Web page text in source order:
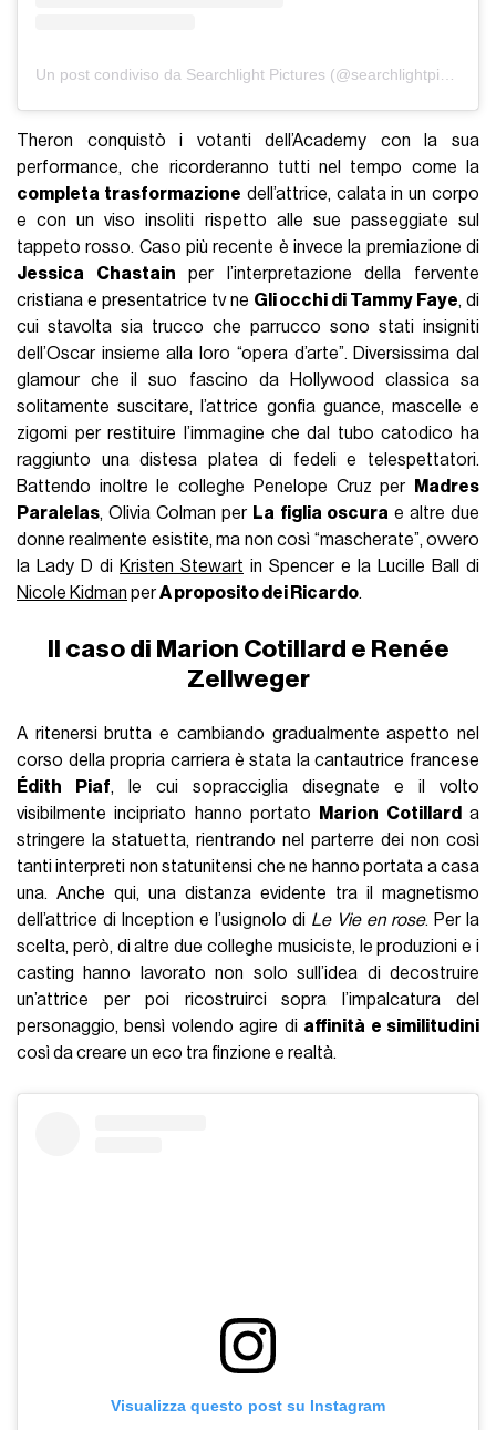
Theron conquistò i votanti dell’Academy con la sua
performance, che ricorderanno tutti nel tempo come la
completa trasformazione dell’attrice, calata in un corpo
e con un viso insoliti rispetto alle sue passeggiate sul
tappeto rosso. Caso più recente è invece la premiazione di
Jessica Chastain per l’interpretazione della fervente
cristiana e presentatrice tv ne Gli occhi di Tammy Faye, di
cui stavolta sia trucco che parrucco sono stati insigniti
dell’Oscar insieme alla loro “opera d’arte”. Diversissima dal
glamour che il suo fascino da Hollywood classica sa
solitamente suscitare, l’attrice gonfia guance, mascelle e
zigomi per restituire l’immagine che dal tubo catodico ha
raggiunto una distesa platea di fedeli e telespettatori.
Battendo inoltre le colleghe Penelope Cruz per
Madres
Paralelas, Olivia Colman per La figlia oscura e altre due
donne realmente esistite, ma non così “mascherate”, ovvero
la Lady D di Kristen Stewart in Spencer e la Lucille Ball di
Nicole Kidman perA proposito dei Ricardo.
Il caso di Marion Cotillard e Renée
Zellweger
A ritenersi brutta e cambiando gradualmente aspetto nel
corso della propria carriera è stata la cantautrice francese
Édith Piaf, le cui sopracciglia disegnate e il volto
visibilmente incipriato hanno portato
Marion Cotillard a
stringere la statuetta, rientrando nel parterre dei non così
tanti interpreti non statunitensi che ne hanno portata a casa
una. Anche qui, una distanza evidente tra il magnetismo
dell’attrice di Inception e l’usignolo di Le Vie en rose. Per la
scelta, però, di altre due colleghe musiciste, le produzioni e i
casting hanno lavorato non solo sull’idea di decostruire
un’attrice per poi ricostruirci sopra l’impalcatura del
personaggio, bensì volendo agire di affinità e similitudini
così da creare un eco tra finzione e realtà.
Visualizza questo post su Instagram